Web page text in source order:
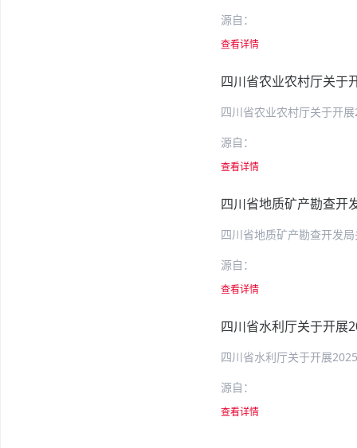
源自：
查看详情
四川省农业农村厅关于
源自：
查看详情
源自：
查看详情
四川省水利厅关于开展
源自：
查看详情